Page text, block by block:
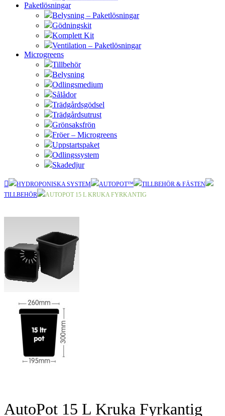
Paketlösningar
Belysning – Paketlösningar
Gödningskit
Komplett Kit
Ventilation – Paketlösningar
Microgreens
Tillbehör
Belysning
Odlingsmedium
Sålådor
Trädgårdsgödsel
Trädgårdsutrust
Grönsaksfrön
Fröer – Microgreens
Uppstartspaket
Odlingssystem
Skadedjur
HYDROPONISKA SYSTEM AUTOPOT™
TILLBEHÖR & FÄSTEN
TILLBEHÖR
AUTOPOT 15 L KRUKA FYRKANTIG
AutoPot 15 L Kruka Fyrkantig